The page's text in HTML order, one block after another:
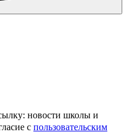
новости школы и
с пользовательским